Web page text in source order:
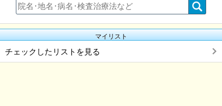
マイリスト
チェックしたリストを見る